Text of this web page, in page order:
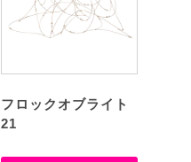
フロックオブライト
21